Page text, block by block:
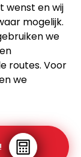
wenst en wij
mogelijk.
we
routes. Voor
we